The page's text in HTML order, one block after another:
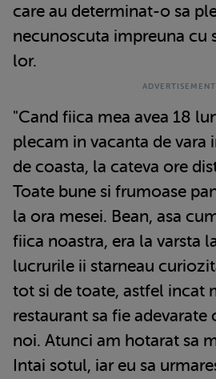
care au determinat-o sa
necunoscuta impreuna cu
lor.
"Cand fiica mea avea 18
plecam in vacanta de
de coasta, la cateva ore
Toate bune si frumoase
la ora mesei. Bean, asa
fiica noastra, era la varsta
lucrurile ii starneau
tot si de toate, astfel incat
restaurant sa fie
noi. Atunci am hotarat sa
Intai sotul, iar eu sa